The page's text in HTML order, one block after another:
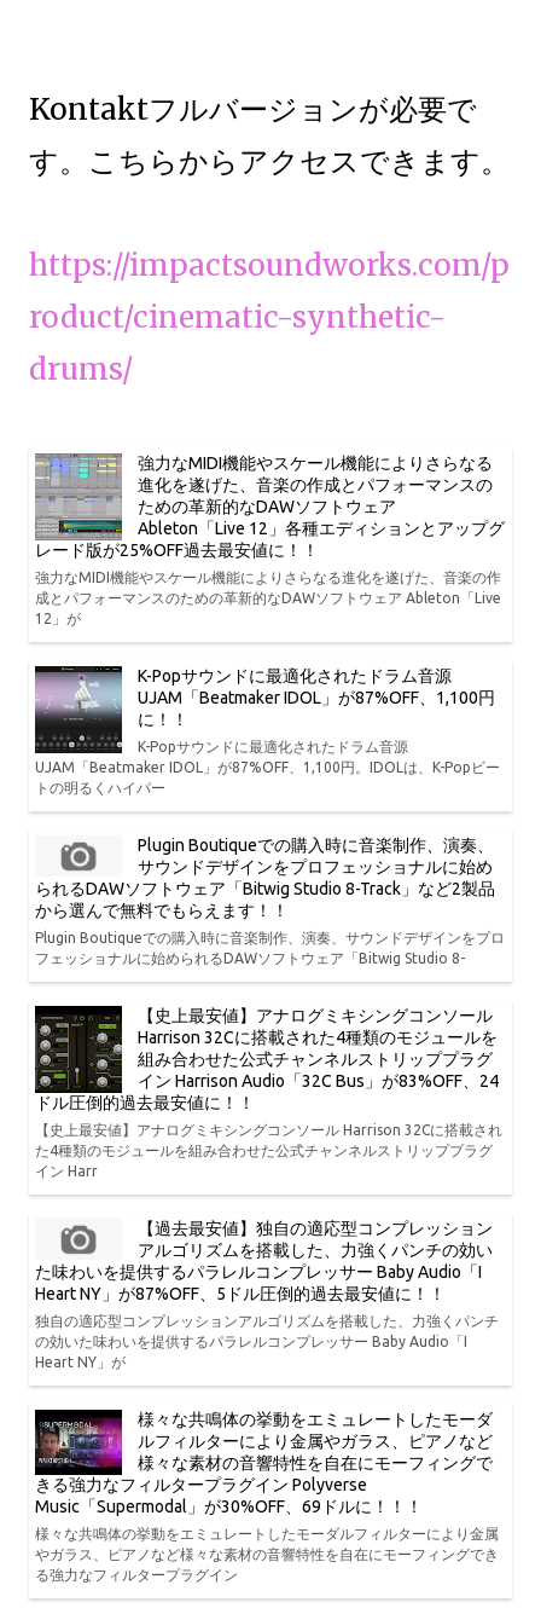
Kontaktフルバージョンが必要で
す。こちらからアクセスできます。
https://impactsoundworks.com/p
roduct/cinematic-synthetic-
drums/
強力なMIDI機能やスケール機能によりさらなる
進化を遂げた、音楽の作成とパフォーマンスの
ための革新的なDAWソフトウェア
Ableton「Live 12」各種エディションとアップグ
レード版が25%OFF過去最安値に！！
強力なMIDI機能やスケール機能によりさらなる進化を遂げた、音楽の作
成とパフォーマンスのための革新的なDAWソフトウェア Ableton「Live
12」が
K-Popサウンドに最適化されたドラム音源
UJAM「Beatmaker IDOL」が87%OFF、1,100円
に！！
K-Popサウンドに最適化されたドラム音源
UJAM「Beatmaker IDOL」が87%OFF、1,100円。IDOLは、K-Popビー
トの明るくハイパー
Plugin Boutiqueでの購入時に音楽制作、演奏、
サウンドデザインをプロフェッショナルに始め
られるDAWソフトウェア「Bitwig Studio 8-Track」など2製品
から選んで無料でもらえます！！
Plugin Boutiqueでの購入時に音楽制作、演奏、サウンドデザインをプロ
フェッショナルに始められるDAWソフトウェア「Bitwig Studio 8-
【史上最安値】アナログミキシングコンソール
Harrison 32Cに搭載された4種類のモジュールを
組み合わせた公式チャンネルストリッププラグ
イン Harrison Audio「32C Bus」が83%OFF、24
ドル圧倒的過去最安値に！！
【史上最安値】アナログミキシングコンソール Harrison 32Cに搭載され
た4種類のモジュールを組み合わせた公式チャンネルストリッププラグ
イン Harr
【過去最安値】独自の適応型コンプレッション
アルゴリズムを搭載した、力強くパンチの効い
た味わいを提供するパラレルコンプレッサー Baby Audio「I
Heart NY」が87%OFF、5ドル圧倒的過去最安値に！！
独自の適応型コンプレッションアルゴリズムを搭載した、力強くパンチ
の効いた味わいを提供するパラレルコンプレッサー Baby Audio「I
Heart NY」が
様々な共鳴体の挙動をエミュレートしたモーダ
ルフィルターにより金属やガラス、ピアノなど
様々な素材の音響特性を自在にモーフィングで
きる強力なフィルタープラグイン Polyverse
Music「Supermodal」が30%OFF、69ドルに！！！
様々な共鳴体の挙動をエミュレートしたモーダルフィルターにより金属
やガラス、ピアノなど様々な素材の音響特性を自在にモーフィングでき
る強力なフィルタープラグイン